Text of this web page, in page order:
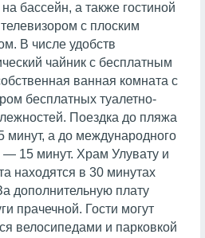
бассейн, а также гостиной
с плоским
В числе удобств
чайник с бесплатным
ванная комната с
бесплатных туалетно-
Поездка до пляжа
минут, а до международного
— 15 минут. Храм Улувату и
находятся в 30 минутах
дополнительную плату
прачечной. Гости могут
велосипедами и парковкой